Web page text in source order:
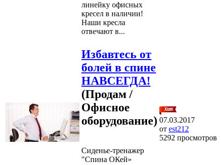
линейку офисных
кресел в наличии!
Наши кресла
отвечают в...
Избавтесь от
болей в спине
НАВСЕГДА!
(Продам /
Офисное
оборудование)
Сиденье-тренажер
"Спина ОКей»
07.03.2017
от est212
5292 просмотров